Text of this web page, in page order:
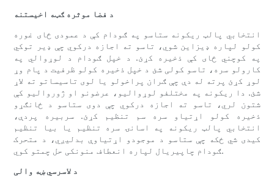
د فضا موثره ګټه اخیستنه
انتخابي پالټ ریکونه ستاسو په ګودام کې د عمودی ځای غوره
کولو لپاره ډیزاین شوي، تاسو ته اجازه درکوي چې ډیر توکي
په کوچني ځای کې ذخیره کړئ. د خپل ګودام د لوړوالي په
کارولو سره، تاسو کولی شئ د خپل ذخیره کولو ظرفیت د پام وړ
لوړ کړئ پرته له دې چې ګران پراخولو یا لوی تاسیساتو ته لاړ
شئ. دا ریکونه په مختلفو لوړوالیو، عرضونو او ژوروالیو کې
شتون لري، تاسو ته اجازه درکوي چې دوی ستاسو د ځانګړو
ذخیره کولو اړتیاو سره سم تنظیم کړئ. سربیره پردې،
انتخابي پالټ ریکونه په اسانۍ سره تنظیم یا بیا تنظیم
کیدی شي ځکه چې ستاسو د موجودو اړتیاوې بدلیږي، د متحرک
ګودام چاپیریال لپاره انعطاف منونکی حل چمتو کوي.
د لاسرسي ښه والی